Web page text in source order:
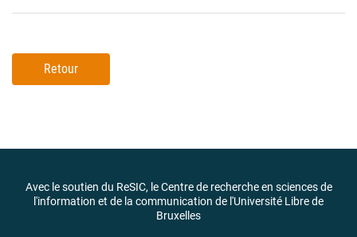
Retour
Avec le soutien du ReSIC, le Centre de recherche en sciences de
l'information et de la communication de l'Université Libre de
Bruxelles